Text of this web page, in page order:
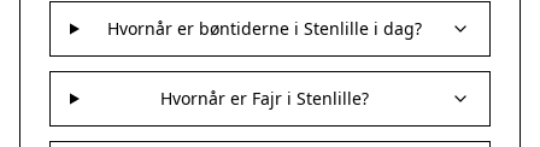
Hvornår er bøntiderne i Stenlille i dag?
Hvornår er Fajr i Stenlille?